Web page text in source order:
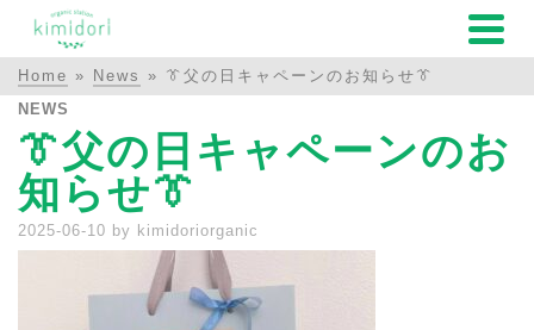
Home » News » 👔父の日キャペーンのお知らせ👔
NEWS
👔父の日キャペーンのお
知らせ👔
2025-06-10 by kimidoriorganic